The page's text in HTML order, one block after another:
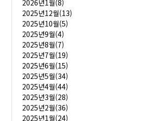
2026년1월(8)
2025년12월(13)
2025년10월(5)
2025년9월(4)
2025년8월(7)
2025년7월(19)
2025년6월(15)
2025년5월(34)
2025년4월(44)
2025년3월(28)
2025년2월(36)
2025년1월(24)